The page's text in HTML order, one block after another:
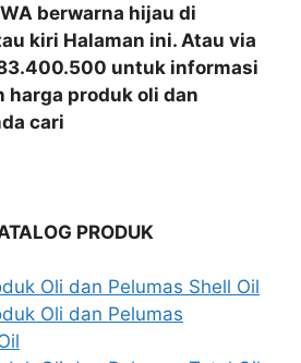
berwarna hijau di
kiri Halaman ini. Atau via
untuk informasi
harga produk oli dan
cari
PRODUK
Oli dan Pelumas Shell Oil
Oli dan Pelumas